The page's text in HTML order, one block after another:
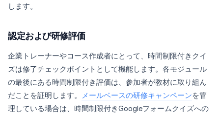
します。
認定および研修評価
企業トレーナーやコース作成者にとって、時間制限付きクイ
ズは修了チェックポイントとして機能します。各モジュール
の最後にある時間制限付き評価は、参加者が教材に取り組ん
だことを証明します。
メールベースの研修キャンペーンを管
理している場合は、時間制限付きGoogleフォームクイズへの